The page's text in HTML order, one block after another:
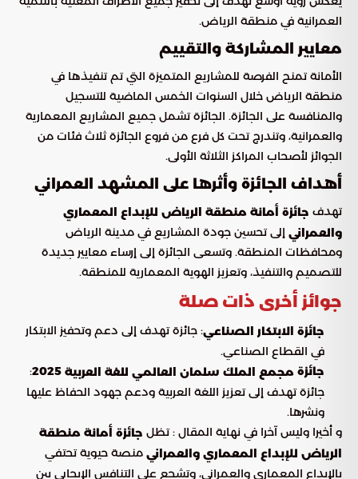
العمرانية في منطقة الرياض.
معايير المشاركة والتقييم
الأمانة تمنح الفرصة للمشاريع المتميزة التي تم تنفيذها في
منطقة الرياض خلال السنوات الخمس الماضية للتسجيل
والمنافسة على الجائزة. الجائزة تشمل جميع المشاريع المعمارية
والعمرانية، وتندرج تحت كل فرع من فروع الجائزة ثلاث فئات من
الجوائز لأصحاب المراكز الثلاثة الأولى.
أهداف الجائزة وأثرها على المشهد العمراني
تهدف جائزة أمانة منطقة الرياض للإبداع المعماري
والعمراني إلى تحسين جودة المشاريع في مدينة الرياض
ومحافظات المنطقة. وتسعى الجائزة إلى إرساء معايير جديدة
للتصميم والتنفيذ، وتعزيز الهوية المعمارية للمنطقة.
جوائز أخرى ذات صلة
جائزة الابتكار الصناعي: جائزة تهدف إلى دعم وتحفيز الابتكار
في القطاع الصناعي.
جائزة مجمع الملك سلمان العالمي للغة العربية
:
جائزة تهدف إلى تعزيز اللغة العربية ودعم جهود الحفاظ عليها
ونشرها.
و أخيرا وليس آخرا في نهاية المقال : تظل جائزة أمانة منطقة
الرياض للإبداع المعماري والعمراني منصة حيوية تحتفي
بالإبداع المعماري والعمراني، وتشجع على التنافس الإيجابي بين